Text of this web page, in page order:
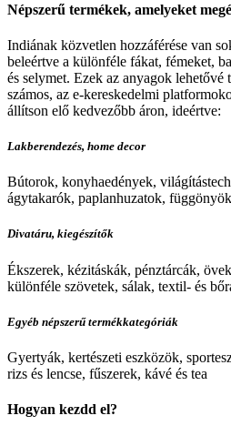
Népszerű termékek, amelyeket
Indiának közvetlen hozzáférése van
beleértve a különféle fákat, fémeket,
és selymet. Ezek az anyagok lehetővé
számos, az e-kereskedelmi
állítson elő kedvezőbb áron, ideértve:
Lakberendezés, home decor
Bútorok, konyhaedények,
ágytakarók, paplanhuzatok, függönyök
Divatáru, kiegészítők
Ékszerek, kézitáskák, pénztárcák,
különféle szövetek, sálak, textil- és
Egyéb népszerű termékkategóriák
Gyertyák, kertészeti eszközök,
rizs és lencse, fűszerek, kávé és tea
Hogyan kezdd el?